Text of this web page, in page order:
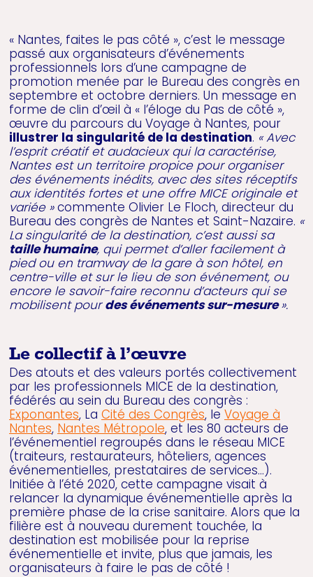
« Nantes, faites le pas côté », c’est le message
passé aux organisateurs d’événements
professionnels lors d’une campagne de
promotion menée par le Bureau des congrès en
septembre et octobre derniers. Un message en
forme de clin d’œil à « l’éloge du Pas de côté »,
œuvre du parcours du Voyage à Nantes, pour
illustrer la singularité de la destination. « Avec
l’esprit créatif et audacieux qui la caractérise,
Nantes est un territoire propice pour organiser
des événements inédits, avec des sites réceptifs
aux identités fortes et une offre MICE originale et
variée »commente Olivier Le Floch, directeur du
Bureau des congrès de Nantes et Saint-Nazaire. «
La singularité de la destination, c’est aussi sa
taille humaine, qui permet d’aller facilement à
pied ou en tramway de la gare à son hôtel, en
centre-ville et sur le lieu de son événement, ou
encore le savoir-faire reconnu d’acteurs qui se
mobilisent pourdes événements sur-mesure».
Le collectif à l’œuvre
Des atouts et des valeurs portés collectivement
par les professionnels MICE de la destination,
fédérés au sein du Bureau des congrès :
Exponantes, La Cité des Congrès, le Voyage à
Nantes, Nantes Métropole, et les 80 acteurs de
l’événementiel regroupés dans le réseau MICE
(traiteurs, restaurateurs, hôteliers, agences
événementielles, prestataires de services…).
Initiée à l’été 2020, cette campagne visait à
relancer la dynamique événementielle après la
première phase de la crise sanitaire. Alors que la
filière est à nouveau durement touchée, la
destination est mobilisée pour la reprise
événementielle et invite, plus que jamais, les
organisateurs à faire le pas de côté !